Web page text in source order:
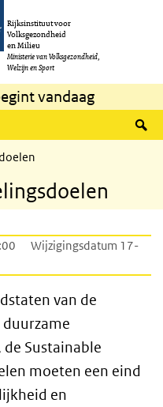
Rijksinstituut voor
Volksgezondheid
en Milieu
Ministerie van Volksgezondheid,
Welzijn en Sport
vandaag
Wijzigingsdatum 17-
van de
Sustainable
moeten een eind
en